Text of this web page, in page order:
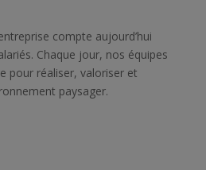
compte aujourd’hui
Chaque jour, nos équipes
pour réaliser, valoriser et
paysager.